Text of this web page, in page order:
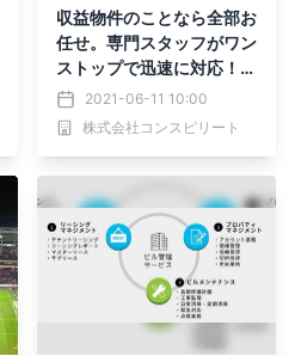
収益物件のことなら全部お
任せ。専門スタッフがワン
ストップで迅速に対応！
売買から原状回復、物件の
管理や入居者募集まで。ス
ピーディーな募集開始が可
2021-06-11 10:00
株式会社コンスピリート